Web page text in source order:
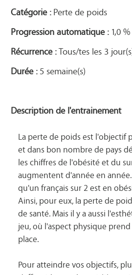
Catégorie :Perte de poids
Progression automatique : 1,0 %
Récurrence :Tous/tes les 3
Durée :5 semaine(s)
Description de l'entrainement
La perte de poids est l'objectif
et dans bon nombre de pays
les chiffres de l'obésité et du
augmentent d'année en
qu'un français sur 2 est en
Ainsi, pour eux, la perte de
de santé. Mais il y a aussi
jeu, où l'aspect physique
place.
Pour atteindre vos objectifs,